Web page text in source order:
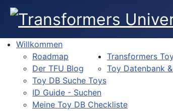
Willkommen
Roadmap
Der TFU Blog
Transformers
Toy Datenbank
Toy DB Suche Toys
ID Guide - Suchen
Meine Toy DB Checkliste